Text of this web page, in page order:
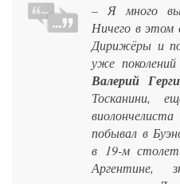
– Я много
Ничего в этом
Дирижёры и
уже
Валерий
Тосканини,
побывал в
в 19-м
Аргентине,